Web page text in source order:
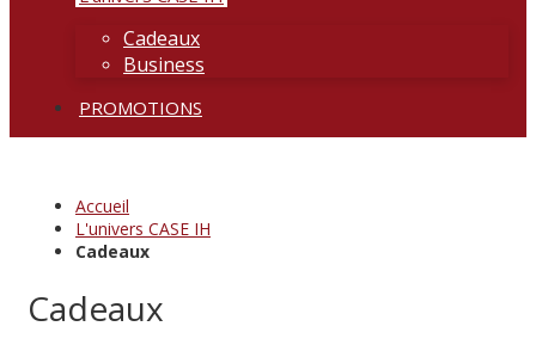
Cadeaux
Business
PROMOTIONS
Accueil
L'univers CASE IH
Cadeaux
Cadeaux